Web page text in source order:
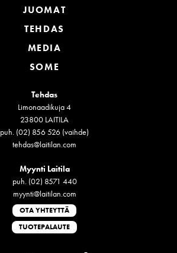
JUOMAT
TEHDAS
MEDIA
SOME
Tehdas
Limonaadikuja 4
23800 LAITILA
puh. (02) 856 526 (vaihde)
tehdas@laitilan.com
Myynti Laitila
puh. (02) 8571 440
myynti@laitilan.com
OTA YHTEYTTÄ
TUOTEPALAUTE